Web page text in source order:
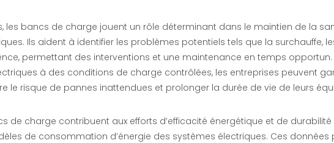
les bancs de charge jouent un rôle déterminant dans le maintien de la
Ils aident à identifier les problèmes potentiels tels que la surchauffe,
permettant des interventions et une maintenance en temps
à des conditions de charge contrôlées, les entreprises peuvent
le risque de pannes inattendues et prolonger la durée de vie de leurs
de charge contribuent aux efforts d’efficacité énergétique et de
de consommation d’énergie des systèmes électriques. Ces données